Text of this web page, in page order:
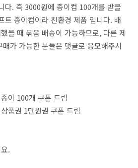
다. 즉 3000원에 종이컵 100개를 받을
트 종이컵이라 친환경 제품 입니다. 배
을 때 묶음 배송이 가능하므로, 다른 제
가 가능한 분들은 댓글로 응모해주시
이 100개 쿠폰 드림
품권 1만원권 쿠폰 드림
.